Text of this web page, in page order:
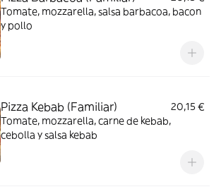
Tomate, mozzarella, salsa barbacoa, bacon
y pollo
Pizza Kebab (Familiar)
20,15 €
Tomate, mozzarella, carne de kebab,
cebolla y salsa kebab